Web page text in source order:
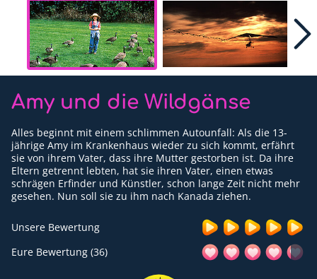
Für Erwachsene
Redaktion
Downloads
Partner
Presse
Kontakt
Impressum
Datenschutzerklärung
Amy und die Wildgänse
Alles beginnt mit einem schlimmen Autounfall: Als die 13-
jährige Amy im Krankenhaus wieder zu sich kommt, erfährt
sie von ihrem Vater, dass ihre Mutter gestorben ist. Da ihre
Eltern getrennt lebten, hat sie ihren Vater, einen etwas
schrägen Erfinder und Künstler, schon lange Zeit nicht mehr
gesehen. Nun soll sie zu ihm nach Kanada ziehen.
Unsere Bewertung
Eure Bewertung (36)